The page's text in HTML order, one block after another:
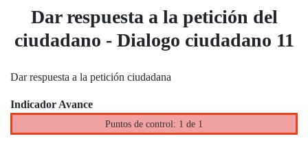
Dar respuesta a la petición del
ciudadano - Dialogo ciudadano 11
Dar respuesta a la petición ciudadana
Indicador Avance
Puntos de control: 1 de 1